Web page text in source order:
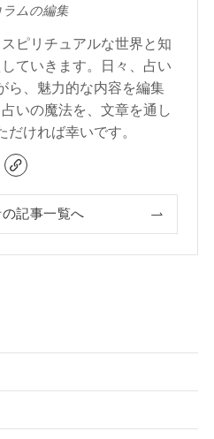
ラムの編集
ピリチュアルな世界と知
ていきます。日々、占い
ら、魅力的な内容を編集
いの魔法を、文章を通し
だければ幸いです。
の記事一覧へ